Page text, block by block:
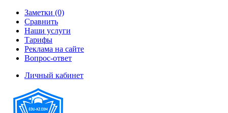
Заметки (0)
Сравнить
Наши услуги
Тарифы
Реклама на сайте
Вопрос-ответ
Личный кабинет